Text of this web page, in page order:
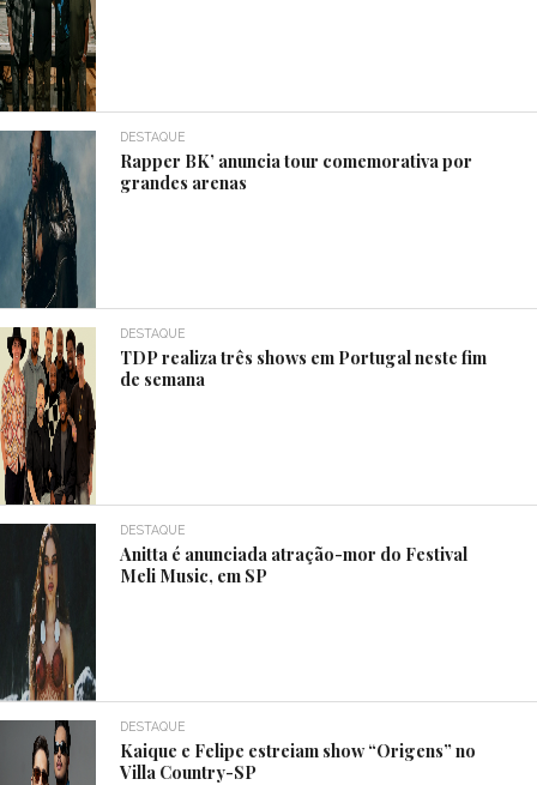
DESTAQUE
Rapper BK’ anuncia tour comemorativa por
grandes arenas
DESTAQUE
TDP realiza três shows em Portugal neste fim
de semana
DESTAQUE
Anitta é anunciada atração-mor do Festival
Meli Music, em SP
DESTAQUE
Kaique e Felipe estreiam show “Origens” no
Villa Country-SP